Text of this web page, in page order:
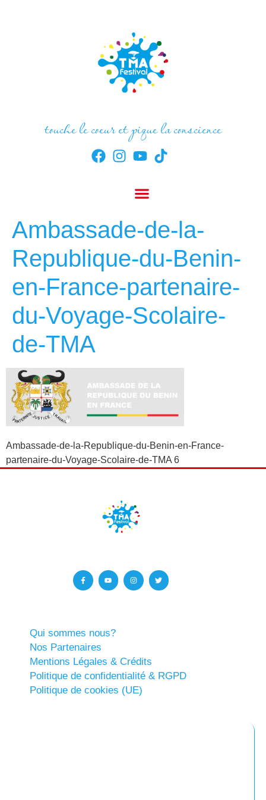
touche le coeur et pique la conscience
Ambassade-de-la-
Republique-du-Benin-
en-France-partenaire-
du-Voyage-Scolaire-
de-TMA
Ambassade-de-la-Republique-du-Benin-en-France-
partenaire-du-Voyage-Scolaire-de-TMA 6
Qui sommes nous?
Nos Partenaires
Mentions Légales & Crédits
Politique de confidentialité & RGPD
Politique de cookies (UE)